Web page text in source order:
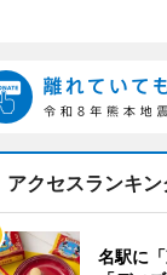
アクセスランキン
名駅に